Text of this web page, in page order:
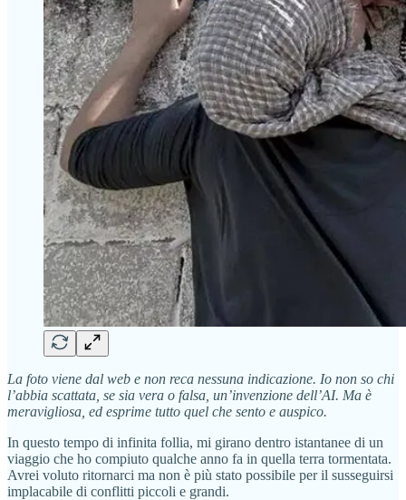
La foto viene dal web e non reca nessuna indicazione. Io non so chi
l’abbia scattata, se sia vera o falsa, un’invenzione dell’AI. Ma è
meravigliosa, ed esprime tutto quel che sento e auspico.
In questo tempo di infinita follia, mi girano dentro istantanee di un
viaggio che ho compiuto qualche anno fa in quella terra tormentata.
Avrei voluto ritornarci ma non è più stato possibile per il susseguirsi
implacabile di conflitti piccoli e grandi.